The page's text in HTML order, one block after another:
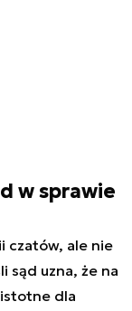
w sprawie
czatów, ale nie
sąd uzna, że na
dla